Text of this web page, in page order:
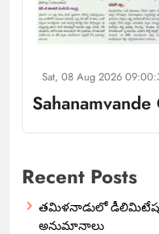
Sat, 08 Aug 2026
Recent Posts
తమిళనాడులో
అనుమానాలు